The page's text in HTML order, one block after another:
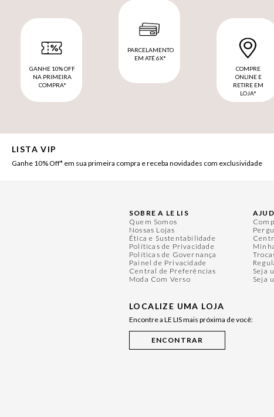
GANHE 10% OFF
NA PRIMEIRA
COMPRA*
PARCELAMENTO
EM ATÉ 6X*
COMPRE
ONLINE E
RETIRE EM
LOJA*
LISTA VIP
Ganhe 10% Off* em sua primeira compra e receba novidades com exclusividade
SOBRE A LE LIS
Quem Somos
Nossas Lojas
Ética e Sustentabilidade
Políticas de Privacidade
Políticas de Governança
Painel de Privacidade
Central de Preferências
Moda Com Verso
LOCALIZE UMA LOJA
Encontre a LE LIS mais próxima de você:
Seja
Seja